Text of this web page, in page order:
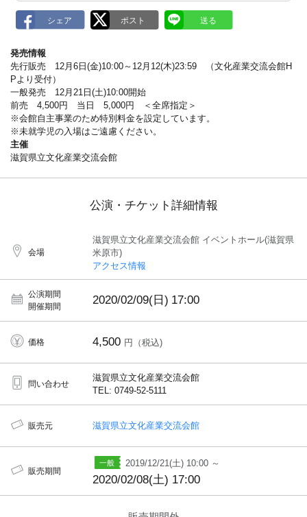
発売情報
先行販売 12月6日(金)10:00～12月12(木)23:59 （文化産業交流会館H
Pより受付）
一般発売 12月21日(土)10:00開始
前売 4,500円 当日 5,000円 ＜全席指定＞
※会館自主事業のため特別料金を設定しています。
※未就学児の入場はご遠慮ください。
主催
滋賀県立文化産業交流会館
公演・チケット詳細情報
会場
滋賀県立文化産業交流会館 イベントホール(滋賀県
米原市)
アクセス情報
公演期間
開催期間
2020/02/09(日) 17:00
価格 4,500 円（税込)
問い合わせ
滋賀県立文化産業交流会館
TEL: 0749-52-5111
販売元 滋賀県立文化産業交流会館
販売期間
2019/12/21(土) 10:00 ～
2020/02/08(土) 17:00